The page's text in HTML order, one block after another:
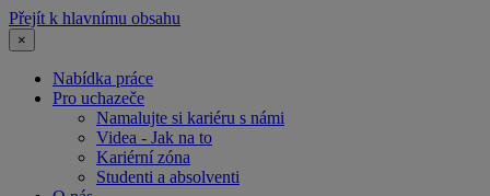
Přejít k hlavnímu obsahu
×
Nabídka práce
Pro uchazeče
Namalujte si kariéru s námi
Videa - Jak na to
Kariérní zóna
Studenti a absolventi